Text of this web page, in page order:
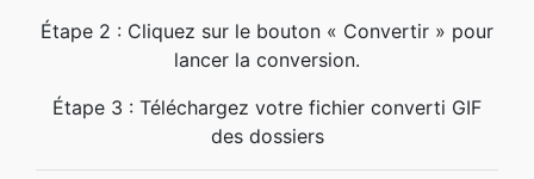
Étape 2 : Cliquez sur le bouton « Convertir » pour
lancer la conversion.
Étape 3 : Téléchargez votre fichier converti GIF
des dossiers